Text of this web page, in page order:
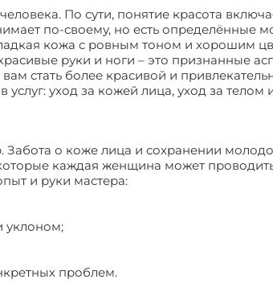
По сути, понятие красота
по-своему, но есть определённые
кожа с ровным тоном и хорошим
руки и ноги – это признанные
стать более красивой и
уход за кожей лица, уход за телом
о коже лица и сохранении
каждая женщина может
и руки мастера:
уклоном;
проблем.